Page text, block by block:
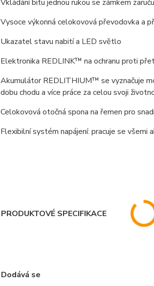
Vkládání bitu jednou rukou se zámkem
Vysoce výkonná celokovová převodovka a
Ukazatel stavu nabití a LED světlo
Elektronika REDLINK™ na ochranu proti
Akumulátor REDLITHIUM™ se vyznačuje
dobu chodu a více práce za celou svoji
Celokovová otočná spona na řemen pro
Flexibilní systém napájení: pracuje se
PRODUKTOVÉ SPECIFIKACE
Dodává se